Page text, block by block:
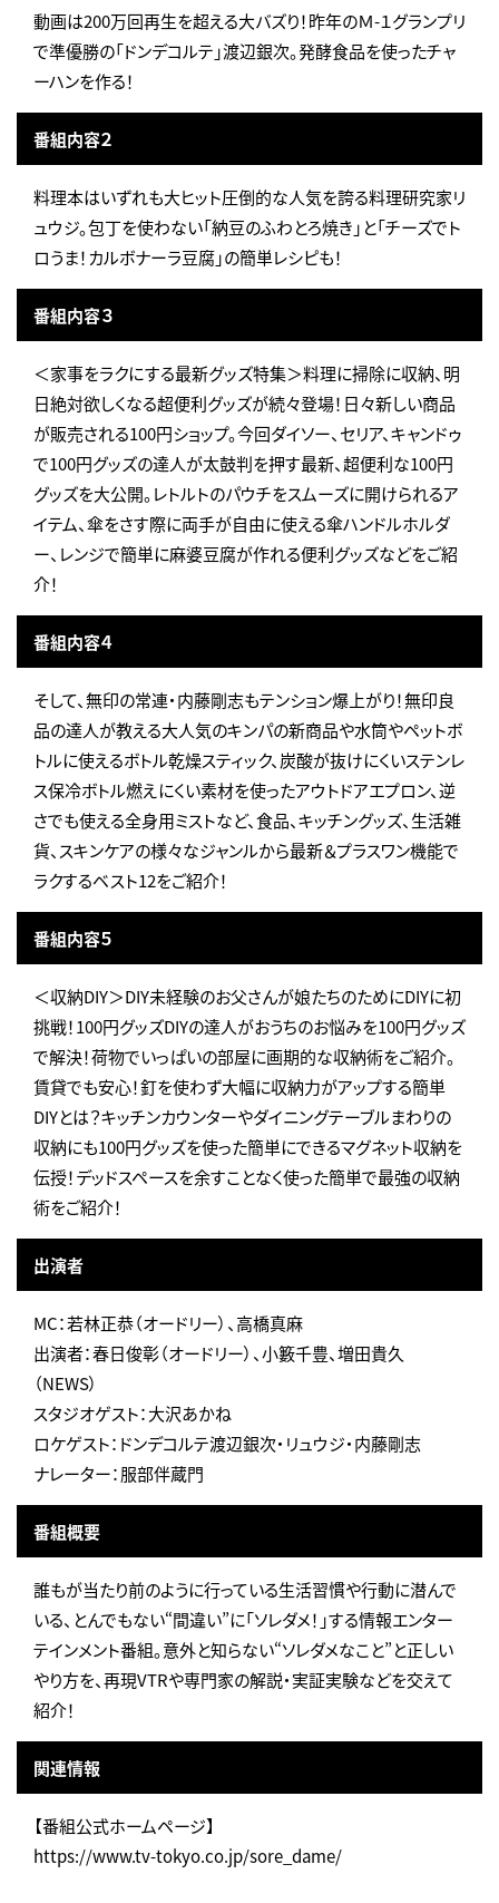
動画は200万回再生を超える大バズり！昨年のＭ-１グランプリ
で準優勝の「ドンデコルテ」渡辺銀次。発酵食品を使ったチャ
ーハンを作る！
番組内容２
料理本はいずれも大ヒット圧倒的な人気を誇る料理研究家リ
ュウジ。包丁を使わない「納豆のふわとろ焼き」と「チーズでト
ロうま！カルボナーラ豆腐」の簡単レシピも！
番組内容３
＜家事をラクにする最新グッズ特集＞料理に掃除に収納、明
日絶対欲しくなる超便利グッズが続々登場！日々新しい商品
が販売される100円ショップ。今回ダイソー、セリア、キャンドゥ
で100円グッズの達人が太鼓判を押す最新、超便利な100円
グッズを大公開。レトルトのパウチをスムーズに開けられるア
イテム、傘をさす際に両手が自由に使える傘ハンドルホルダ
ー、レンジで簡単に麻婆豆腐が作れる便利グッズなどをご紹
介！
番組内容４
そして、無印の常連・内藤剛志もテンション爆上がり！無印良
品の達人が教える大人気のキンパの新商品や水筒やペットボ
トルに使えるボトル乾燥スティック、炭酸が抜けにくいステンレ
ス保冷ボトル燃えにくい素材を使ったアウトドアエプロン、逆
さでも使える全身用ミストなど、食品、キッチングッズ、生活雑
貨、スキンケアの様々なジャンルから最新＆プラスワン機能で
ラクするベスト12をご紹介！
番組内容５
＜収納DIY＞DIY未経験のお父さんが娘たちのためにDIYに初
挑戦！100円グッズDIYの達人がおうちのお悩みを100円グッズ
で解決！荷物でいっぱいの部屋に画期的な収納術をご紹介。
賃貸でも安心！釘を使わず大幅に収納力がアップする簡単
DIYとは？キッチンカウンターやダイニングテーブルまわりの
収納にも100円グッズを使った簡単にできるマグネット収納を
伝授！デッドスペースを余すことなく使った簡単で最強の収納
術をご紹介！
出演者
MC：若林正恭（オードリー）、高橋真麻
出演者：春日俊彰（オードリー）、小籔千豊、増田貴久
（NEWS）
スタジオゲスト：大沢あかね
ロケゲスト：ドンデコルテ渡辺銀次・リュウジ・内藤剛志
ナレーター：服部伴蔵門
番組概要
誰もが当たり前のように行っている生活習慣や行動に潜んで
いる、とんでもない“間違い”に「ソレダメ！」する情報エンター
テインメント番組。意外と知らない“ソレダメなこと”と正しい
やり方を、再現VTRや専門家の解説・実証実験などを交えて
紹介！
関連情報
【番組公式ホームページ】
https://www.tv-tokyo.co.jp/sore_dame/